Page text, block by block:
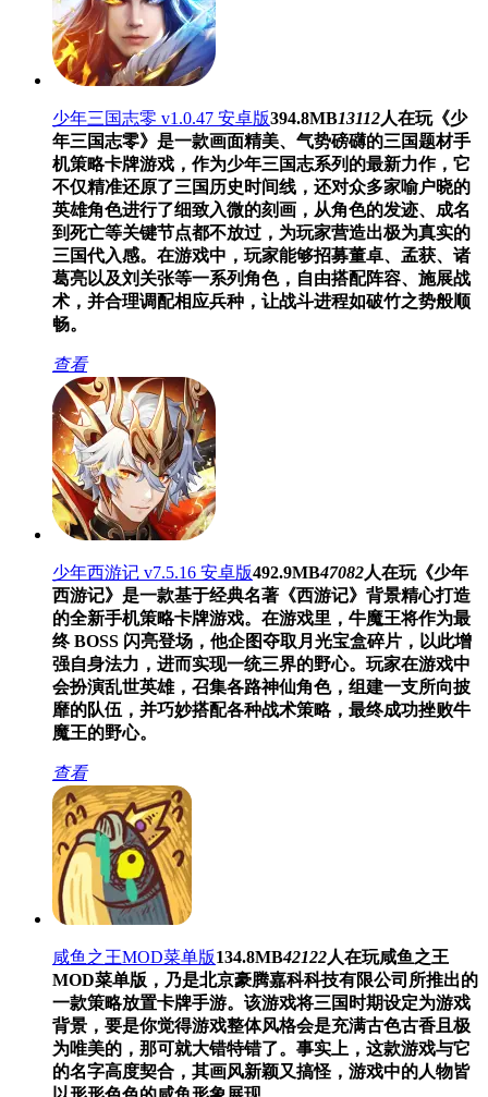
少年三国志零 v1.0.47 安卓版394.8MB13112人在玩《少
年三国志零》是一款画面精美、气势磅礴的三国题材手
机策略卡牌游戏，作为少年三国志系列的最新力作，它
不仅精准还原了三国历史时间线，还对众多家喻户晓的
英雄角色进行了细致入微的刻画，从角色的发迹、成名
到死亡等关键节点都不放过，为玩家营造出极为真实的
三国代入感。在游戏中，玩家能够招募董卓、孟获、诸
葛亮以及刘关张等一系列角色，自由搭配阵容、施展战
术，并合理调配相应兵种，让战斗进程如破竹之势般顺
畅。
查看
少年西游记 v7.5.16 安卓版492.9MB47082人在玩《少年
西游记》是一款基于经典名著《西游记》背景精心打造
的全新手机策略卡牌游戏。在游戏里，牛魔王将作为最
终 BOSS 闪亮登场，他企图夺取月光宝盒碎片，以此增
强自身法力，进而实现一统三界的野心。玩家在游戏中
会扮演乱世英雄，召集各路神仙角色，组建一支所向披
靡的队伍，并巧妙搭配各种战术策略，最终成功挫败牛
魔王的野心。
查看
咸鱼之王MOD菜单版134.8MB42122人在玩咸鱼之王
MOD菜单版，乃是北京豪腾嘉科科技有限公司所推出的
一款策略放置卡牌手游。该游戏将三国时期设定为游戏
背景，要是你觉得游戏整体风格会是充满古色古香且极
为唯美的，那可就大错特错了。事实上，这款游戏与它
的名字高度契合，其画风新颖又搞怪，游戏中的人物皆